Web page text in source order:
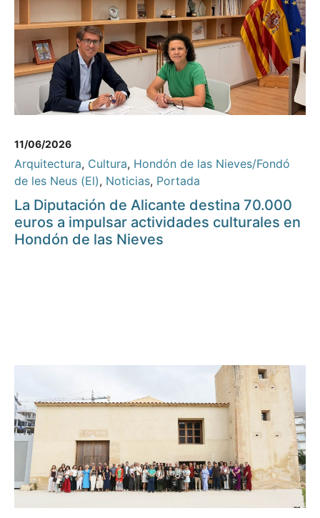
11/06/2026
Arquitectura, Cultura, Hondón de las Nieves/Fondó
de les Neus (El), Noticias, Portada
La Diputación de Alicante destina 70.000
euros a impulsar actividades culturales en
Hondón de las Nieves